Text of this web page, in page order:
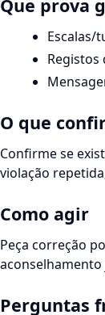
Que prova
Escalas/
Registos
O que
Confirme se
violação
Como agir
Peça correção
Perguntas